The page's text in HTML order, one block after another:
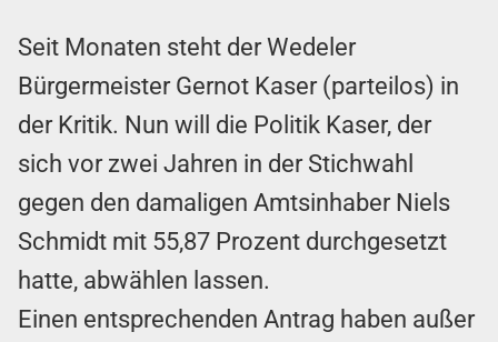
Seit Monaten steht der Wedeler
Bürgermeister Gernot Kaser (parteilos) in
der Kritik. Nun will die Politik Kaser, der
sich vor zwei Jahren in der Stichwahl
gegen den damaligen Amtsinhaber Niels
Schmidt mit 55,87 Prozent durchgesetzt
hatte, abwählen lassen.
Einen entsprechenden Antrag haben außer